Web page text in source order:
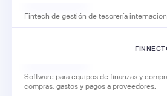
Fintech de gestión de tesorería
Software para equipos de finanzas y
compras, gastos y pagos a proveedores.